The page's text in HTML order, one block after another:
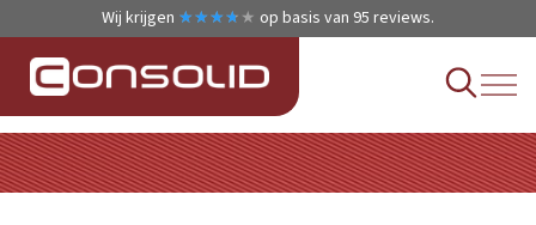
Wij krijgen ★
★★
★★
★★
★ ★
★ op basis van 95 reviews.